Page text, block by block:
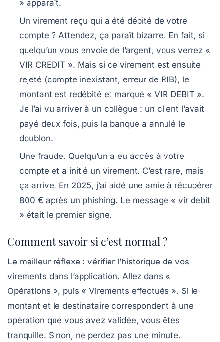
» apparaît.
Un virement reçu qui a été débité de votre
compte ? Attendez, ça paraît bizarre. En fait, si
quelqu’un vous envoie de l’argent, vous verrez «
VIR CREDIT ». Mais si ce virement est ensuite
rejeté (compte inexistant, erreur de RIB), le
montant est redébité et marqué « VIR DEBIT ».
Je l’ai vu arriver à un collègue : un client l’avait
payé deux fois, puis la banque a annulé le
doublon.
Une fraude. Quelqu’un a eu accès à votre
compte et a initié un virement. C’est rare, mais
ça arrive. En 2025, j’ai aidé une amie à récupérer
800 € après un phishing. Le message « vir debit
» était le premier signe.
Comment savoir si c’est normal ?
Le meilleur réflexe : vérifier l’historique de vos
virements dans l’application. Allez dans «
Opérations », puis « Virements effectués ». Si le
montant et le destinataire correspondent à une
opération que vous avez validée, vous êtes
tranquille. Sinon, ne perdez pas une minute.